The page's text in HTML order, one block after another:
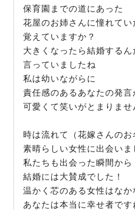
保育園までの道にあった
花屋のお姉さんに憧れてい
覚えていますか？
大きくなったら結婚するん
言っていましたね
私は幼いながらに
責任感のあるあなたの発言
可愛くて笑いがとまりませ
時は流れて（花嫁さんのお
素晴らしい女性に出会いま
私たちも出会った瞬間か
結婚には大賛成でした！
温かく芯のある女性はな
あなたは本当に幸せ者です